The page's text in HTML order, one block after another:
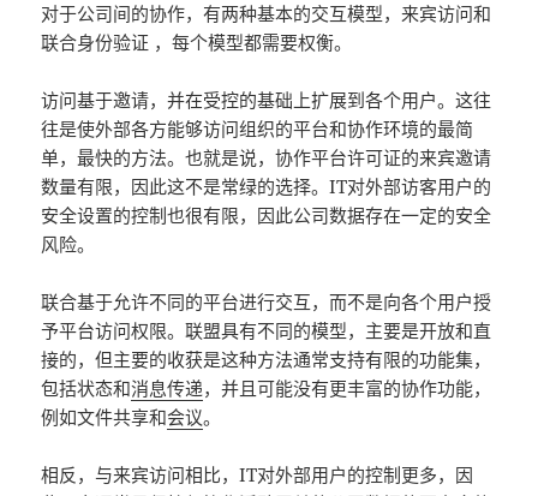
对于公司间的协作，有两种基本的交互模型，来宾访问和
联合身份验证 ，每个模型都需要权衡。
访问基于邀请，并在受控的基础上扩展到各个用户。这往
往是使外部各方能够访问组织的平台和协作环境的最简
单，最快的方法。也就是说，协作平台许可证的来宾邀请
数量有限，因此这不是常绿的选择。IT对外部访客用户的
安全设置的控制也很有限，因此公司数据存在一定的安全
风险。
联合基于允许不同的平台进行交互，而不是向各个用户授
予平台访问权限。联盟具有不同的模型，主要是开放和直
接的，但主要的收获是这种方法通常支持有限的功能集，
包括状态和消息传递，并且可能没有更丰富的协作功能，
例如文件共享和会议。
相反，与来宾访问相比，IT对外部用户的控制更多，因